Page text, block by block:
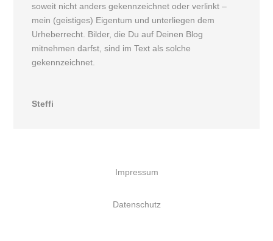
soweit nicht anders gekennzeichnet oder verlinkt –
mein (geistiges) Eigentum und unterliegen dem
Urheberrecht. Bilder, die Du auf Deinen Blog
mitnehmen darfst, sind im Text als solche
gekennzeichnet.
Steffi
Impressum
Datenschutz